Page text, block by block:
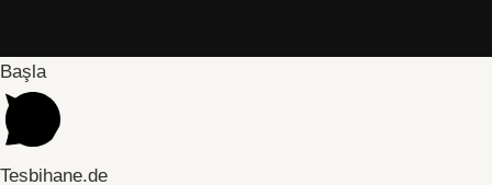
Başla
Tesbihane.de